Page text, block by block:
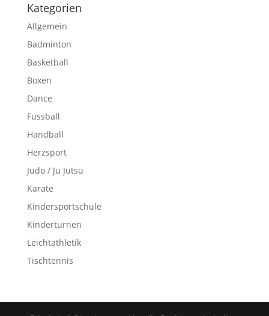
Kategorien
Allgemein
Badminton
Basketball
Boxen
Dance
Fussball
Handball
Herzsport
Judo / Ju Jutsu
Karate
Kindersportschule
Kinderturnen
Leichtathletik
Tischtennis